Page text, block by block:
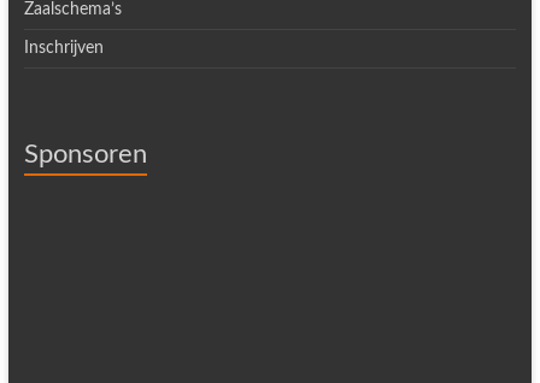
Zaalschema’s
Inschrijven
Sponsoren